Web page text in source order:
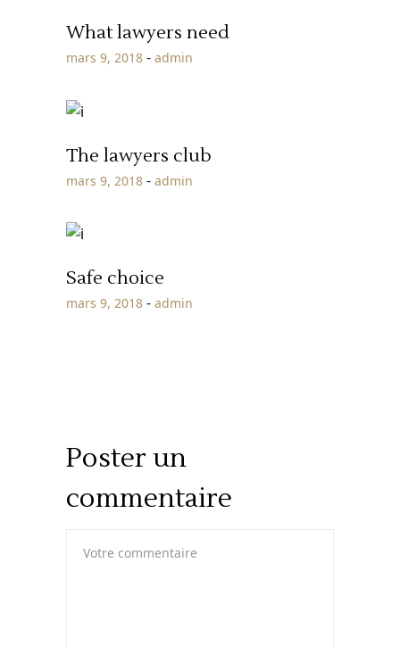
What lawyers need
mars 9, 2018 admin
The lawyers club
mars 9, 2018 admin
Safe choice
mars 9, 2018 admin
Poster un
commentaire